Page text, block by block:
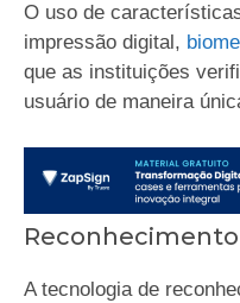
O uso de
impressão digital,
que as instituições
usuário de maneira
A tecnologia de